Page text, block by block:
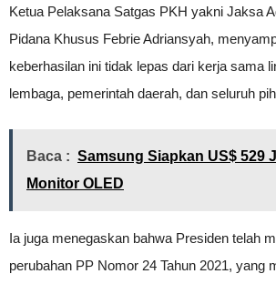
Ketua Pelaksana Satgas PKH yakni Jaksa
Pidana Khusus Febrie Adriansyah,
keberhasilan ini tidak lepas dari kerja sama
lembaga, pemerintah daerah, dan seluruh
Baca : Samsung Siapkan US$ 529
Monitor OLED
Ia juga menegaskan bahwa Presiden telah
perubahan PP Nomor 24 Tahun 2021, yang